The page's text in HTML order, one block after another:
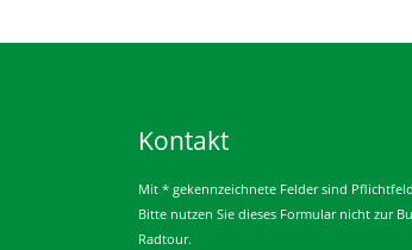
Kontakt
Mit * gekennzeichnete Felder sind
Bitte nutzen Sie dieses Formular nicht zur
Radtour.